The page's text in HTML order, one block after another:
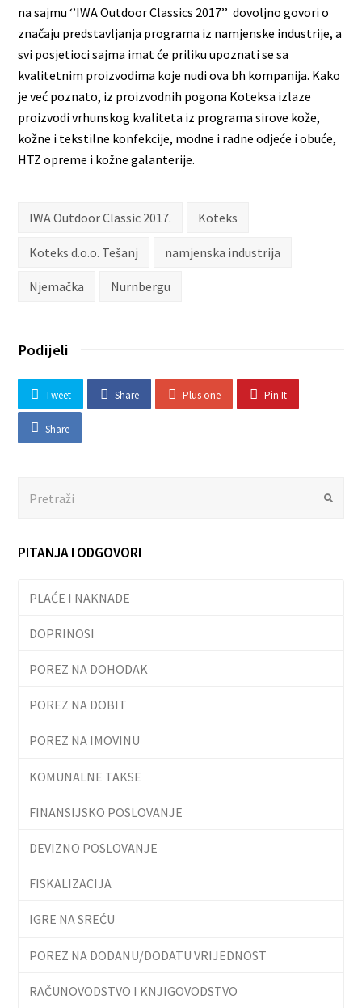
na sajmu ‘’IWA Outdoor Classics 2017’’ dovoljno govori o
značaju predstavljanja programa iz namjenske industrije, a
svi posjetioci sajma imat će priliku upoznati se sa
kvalitetnim proizvodima koje nudi ova bh kompanija. Kako
je već poznato, iz proizvodnih pogona Koteksa izlaze
proizvodi vrhunskog kvaliteta iz programa sirove kože,
kožne i tekstilne konfekcije, modne i radne odjeće i obuće,
HTZ opreme i kožne galanterije.
IWA Outdoor Classic 2017. Koteks
Koteks d.o.o. Tešanj namjenska industrija
Njemačka Nurnbergu
Podijeli
Tweet Share Plus one Pin It
Share
PITANJA I ODGOVORI
PLAĆE I NAKNADE
DOPRINOSI
POREZ NA DOHODAK
POREZ NA DOBIT
POREZ NA IMOVINU
KOMUNALNE TAKSE
FINANSIJSKO POSLOVANJE
DEVIZNO POSLOVANJE
FISKALIZACIJA
IGRE NA SREĆU
POREZ NA DODANU/DODATU VRIJEDNOST
RAČUNOVODSTVO I KNJIGOVODSTVO